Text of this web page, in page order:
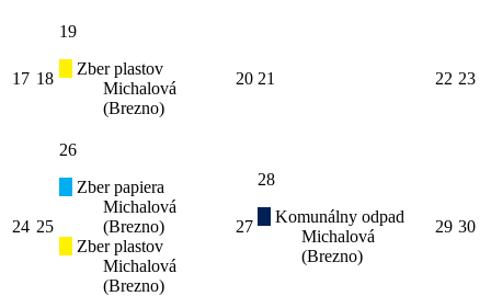
17 18
19
Zber plastov
Michalová
(Brezno)
20 21 22 23
24 25
26
Zber papiera
Michalová
(Brezno)
Zber plastov
Michalová
(Brezno)
27
28
Komunálny odpad
Michalová
(Brezno)
29 30